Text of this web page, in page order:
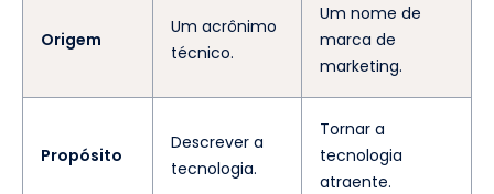
Origem
Um acrônimo
técnico.
Um nome de
marca de
marketing.
Propósito
Descrever a
tecnologia.
Tornar a
tecnologia
atraente.